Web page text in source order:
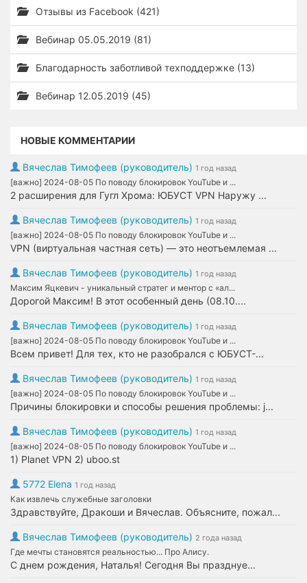
Отзывы из Facebook (421)
Вебинар 05.05.2019 (81)
Благодарность заботливой техподдержке (13)
Вебинар 12.05.2019 (45)
НОВЫЕ КОММЕНТАРИИ
Вячеслав Тимофеев (руководитель) 1 год назад
[важно] 2024-08-05 По поводу блокировок YouTube и ...
2 расширения для Гугл Хрома: ЮБУСТ VPN Наружу ...
Вячеслав Тимофеев (руководитель) 1 год назад
[важно] 2024-08-05 По поводу блокировок YouTube и ...
VPN (виртуальная частная сеть) — это неотъемлемая ...
Вячеслав Тимофеев (руководитель) 1 год назад
Максим Яцкевич - уникальный стратег и ментор с «ал...
Дорогой Максим! В этот особенный день (08.10....
Вячеслав Тимофеев (руководитель) 1 год назад
[важно] 2024-08-05 По поводу блокировок YouTube и ...
Всем привет! Для тех, кто не разобрался с ЮБУСТ-...
Вячеслав Тимофеев (руководитель) 1 год назад
[важно] 2024-08-05 По поводу блокировок YouTube и ...
Причины блокировки и способы решения проблемы: j...
Вячеслав Тимофеев (руководитель) 1 год назад
[важно] 2024-08-05 По поводу блокировок YouTube и ...
1) Planet VPN 2) uboo.st
5772 Elena 1 год назад
Как извлечь служебные заголовки
Здравствуйте, Дракоши и Вячеслав. Объясните, пожал...
Вячеслав Тимофеев (руководитель) 2 года назад
Где мечты становятся реальностью... Про Алису.
С днем рождения, Наталья! Сегодня Вы празднуе...